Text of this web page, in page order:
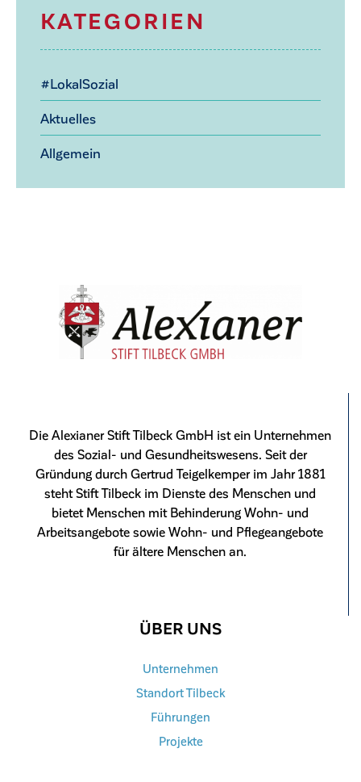
KATEGORIEN
#LokalSozial
Aktuelles
Allgemein
Die Alexianer Stift Tilbeck GmbH ist ein Unternehmen
des Sozial- und Gesundheitswesens. Seit der
Gründung durch Gertrud Teigelkemper im Jahr 1881
steht Stift Tilbeck im Dienste des Menschen und
bietet Menschen mit Behinderung Wohn- und
Arbeitsangebote sowie Wohn- und Pflegeangebote
für ältere Menschen an.
ÜBER UNS
Unternehmen
Standort Tilbeck
Führungen
Projekte